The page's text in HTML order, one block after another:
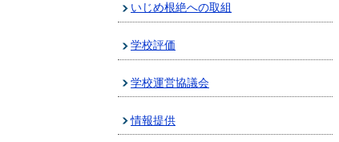
いじめ根絶への取組
学校評価
学校運営協議会
情報提供